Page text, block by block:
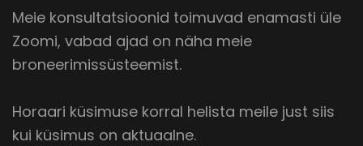
Meie konsultatsioonid toimuvad enamasti üle
Zoomi, vabad ajad on näha meie
broneerimissüsteemist.
Horaari küsimuse korral helista meile just siis
kui küsimus on aktuaalne.